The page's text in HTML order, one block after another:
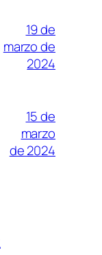
19 de
marzo de
2024
15 de
marzo
de 2024